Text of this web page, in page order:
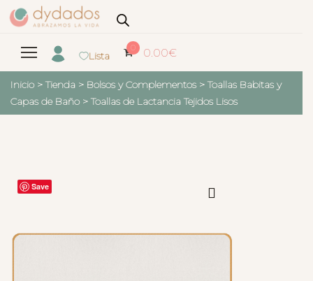
Lista
0 0.00€
Inicio > Tienda > Bolsos y Complementos > Toallas Babitas y
Capas de Baño > Toallas de Lactancia Tejidos Lisos
Save